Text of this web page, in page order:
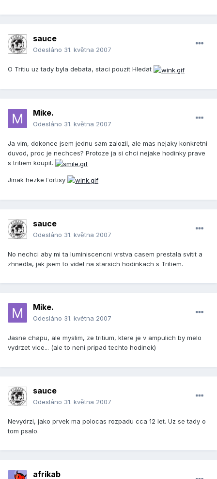
sauce
Odesláno 31. května 2007
O Tritiu uz tady byla debata, staci pouzit Hledat
Mike.
Odesláno 31. května 2007
Ja vim, dokonce jsem jednu sam zalozil, ale mas nejaky konkretni
duvod, proc je nechces? Protoze ja si chci nejake hodinky prave
s tritiem koupit.
Jinak hezke Fortisy
sauce
Odesláno 31. května 2007
No nechci aby mi ta luminiscencni vrstva casem prestala svitit a
zhnedla, jak jsem to videl na starsich hodinkach s Tritiem.
Mike.
Odesláno 31. května 2007
Jasne chapu, ale myslim, ze tritium, ktere je v ampulich by melo
vydrzet vice... (ale to neni pripad techto hodinek)
sauce
Odesláno 31. května 2007
Nevydrzi, jako prvek ma polocas rozpadu cca 12 let. Uz se tady o
tom psalo.
afrikab